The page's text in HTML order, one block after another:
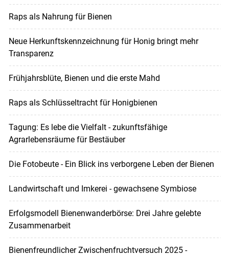
Raps als Nahrung für Bienen
Neue Herkunftskennzeichnung für Honig bringt mehr
Transparenz
Frühjahrsblüte, Bienen und die erste Mahd
Raps als Schlüsseltracht für Honigbienen
Tagung: Es lebe die Vielfalt - zukunftsfähige
Agrarlebensräume für Bestäuber
Die Fotobeute - Ein Blick ins verborgene Leben der Bienen
Landwirtschaft und Imkerei - gewachsene Symbiose
Erfolgsmodell Bienenwanderbörse: Drei Jahre gelebte
Zusammenarbeit
Bienenfreundlicher Zwischenfruchtversuch 2025 -